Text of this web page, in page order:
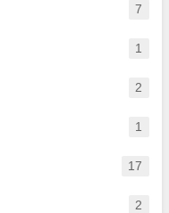
7
1
2
1
17
2